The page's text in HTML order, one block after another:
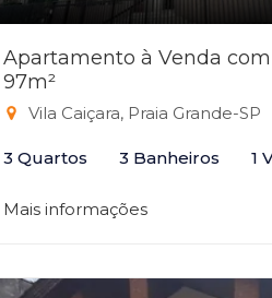
Apartamento à Venda
97m²
Vila Caiçara, Praia Grande-SP
3 Quartos 3 Banheiros 1
Mais informações